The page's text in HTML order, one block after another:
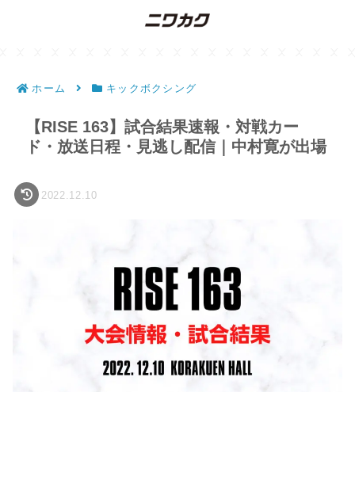
ホーム キックボクシング
【RISE 163】試合結果速報・対戦カー
ド・放送日程・見逃し配信｜中村寛が出場
2022.12.10